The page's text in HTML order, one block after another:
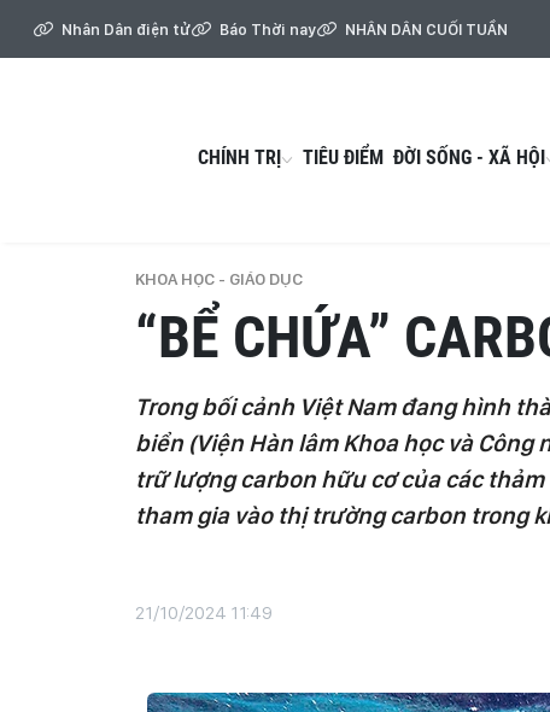
Nhân Dân điện tử Báo Thời nay NHÂN DÂN CUỐI TUẦN
CHÍNH TRỊ TIÊU ĐIỂM ĐỜI SỐNG - XÃ HỘI
KHOA HỌC - GIÁO DỤC
“BỂ CHỨA”
Trong bối cảnh Việt Nam đang hình
biển (Viện Hàn lâm Khoa học và
trữ lượng carbon hữu cơ của các
tham gia vào thị trường carbon trong
21/10/2024 11:49